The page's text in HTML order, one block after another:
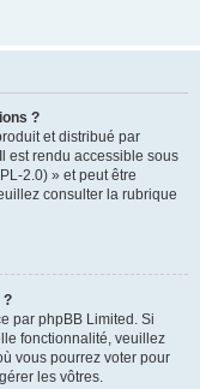
?
et distribué par
est rendu accessible sous
2.0) » et peut être
consulter la rubrique
?
par phpBB Limited. Si
fonctionnalité, veuillez
vous pourrez voter pour
les vôtres.